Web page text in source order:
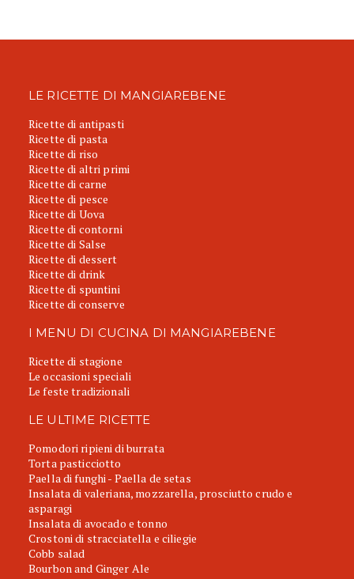
LE RICETTE DI MANGIAREBENE
Ricette di antipasti
Ricette di pasta
Ricette di riso
Ricette di altri primi
Ricette di carne
Ricette di pesce
Ricette di Uova
Ricette di contorni
Ricette di Salse
Ricette di dessert
Ricette di drink
Ricette di spuntini
Ricette di conserve
I MENU DI CUCINA DI MANGIAREBENE
Ricette di stagione
Le occasioni speciali
Le feste tradizionali
LE ULTIME RICETTE
Pomodori ripieni di burrata
Torta pasticciotto
Paella di funghi - Paella de setas
Insalata di valeriana, mozzarella, prosciutto crudo e
asparagi
Insalata di avocado e tonno
Crostoni di stracciatella e ciliegie
Cobb salad
Bourbon and Ginger Ale